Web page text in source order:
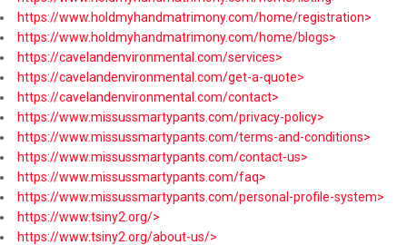
https://www.holdmyhandmatrimony.com/home/registration>
https://www.holdmyhandmatrimony.com/home/blogs>
https://cavelandenvironmental.com/services>
https://cavelandenvironmental.com/get-a-quote>
https://cavelandenvironmental.com/contact>
https://www.missussmartypants.com/privacy-policy>
https://www.missussmartypants.com/terms-and-conditions>
https://www.missussmartypants.com/contact-us>
https://www.missussmartypants.com/faq>
https://www.missussmartypants.com/personal-profile-system>
https://www.tsiny2.org/>
https://www.tsiny2.org/about-us/>